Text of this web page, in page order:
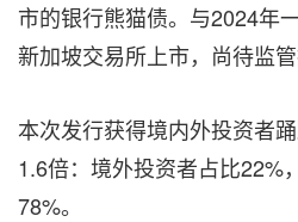
市的银行熊猫债。与2024年
新加坡交易所上市，尚待监管
本次发行获得境内外投资者
1.6倍：境外投资者占比22%
78%。